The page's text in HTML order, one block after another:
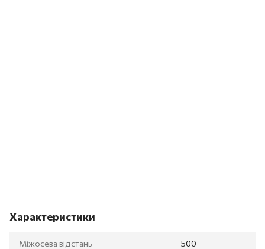
Характеристики
Міжосева відстань 500